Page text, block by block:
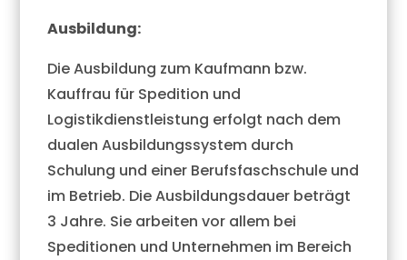
Ausbildung:
Die Ausbildung zum Kaufmann bzw.
Kauffrau für Spedition und
Logistikdienstleistung erfolgt nach dem
dualen Ausbildungssystem durch
Schulung und einer Berufsfaschschule und
im Betrieb. Die Ausbildungsdauer beträgt
3 Jahre. Sie arbeiten vor allem bei
Speditionen und Unternehmen im Bereich